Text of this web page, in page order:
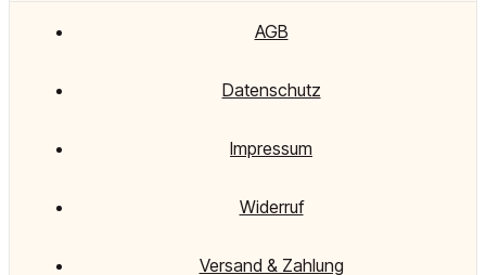
AGB
Datenschutz
Impressum
Widerruf
Versand & Zahlung